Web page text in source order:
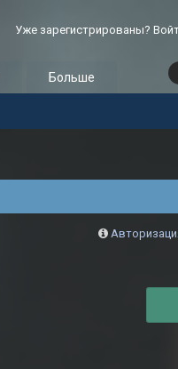
Уже зарегистрированы?
Больше